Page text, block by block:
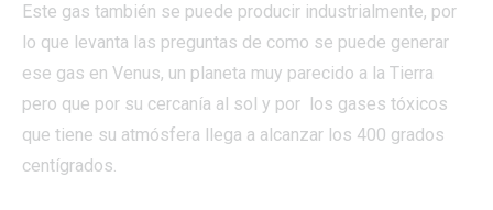
Este gas también se puede producir industrialmente, por
lo que levanta las preguntas de como se puede generar
ese gas en Venus, un planeta muy parecido a la Tierra
pero que por su cercanía al sol y por los gases tóxicos
que tiene su atmósfera llega a alcanzar los 400 grados
centígrados.